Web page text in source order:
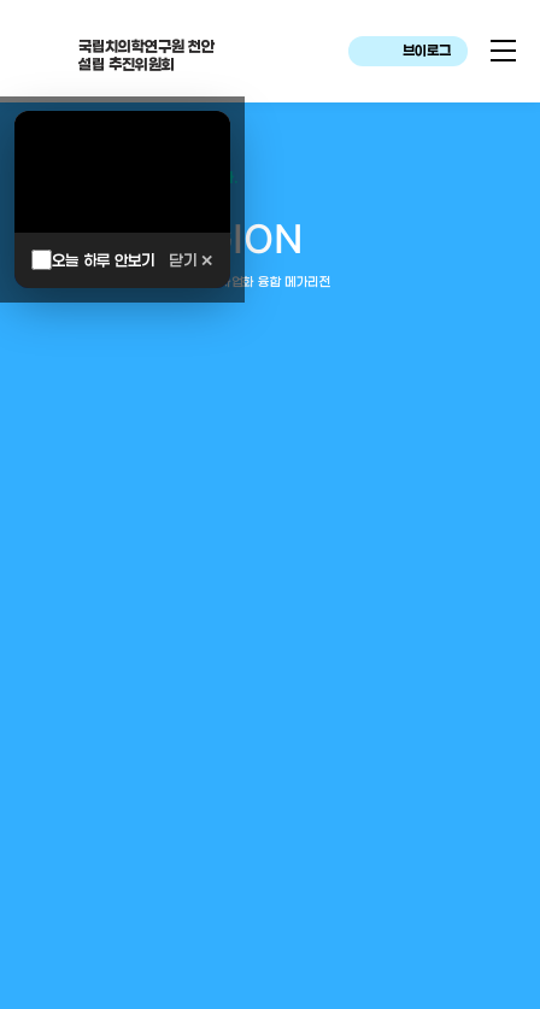
국립치의학연구원 천안
설립 추진위원회
브이로그
오늘 하루 안보기 닫기 ✕
대한민국은 두번이나 약속하였습니다.
MEGAREGION
중부권 전체를 잇는 연구–임상–평가–사업화 융합 메가리전